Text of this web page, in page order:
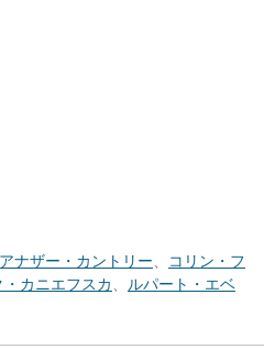
アナザー・カントリー
コリン・フ
・カニエフスカ
ルパート・エベ